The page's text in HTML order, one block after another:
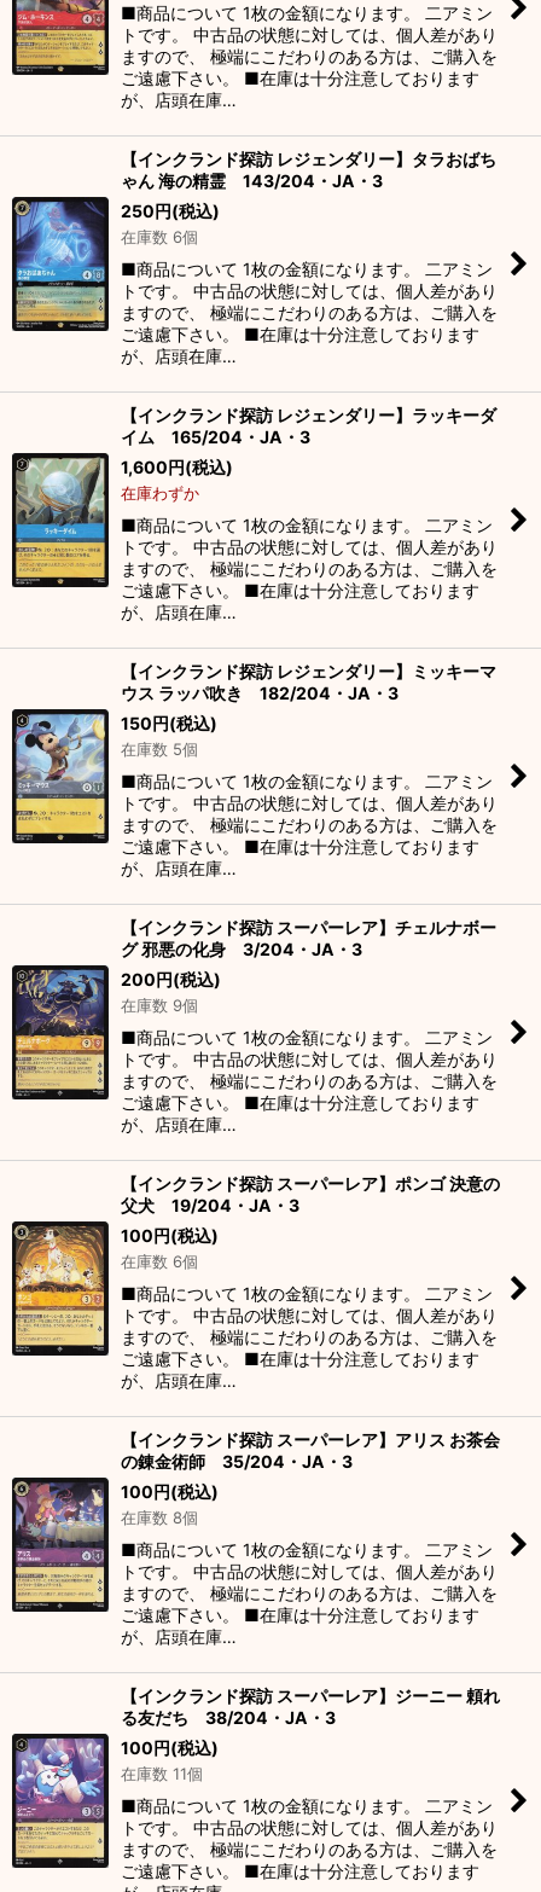
■商品について 1枚の金額になります。 二アミン
トです。 中古品の状態に対しては、個人差があり
ますので、 極端にこだわりのある方は、ご購入を
ご遠慮下さい。 ■在庫は十分注意しております
が、店頭在庫…
【インクランド探訪 レジェンダリー】タラおばち
ゃん 海の精霊 143/204・JA・3
250円(税込)
在庫数 6個
■商品について 1枚の金額になります。 二アミン
トです。 中古品の状態に対しては、個人差があり
ますので、 極端にこだわりのある方は、ご購入を
ご遠慮下さい。 ■在庫は十分注意しております
が、店頭在庫…
【インクランド探訪 レジェンダリー】ラッキーダ
イム 165/204・JA・3
1,600円(税込)
在庫わずか
■商品について 1枚の金額になります。 二アミン
トです。 中古品の状態に対しては、個人差があり
ますので、 極端にこだわりのある方は、ご購入を
ご遠慮下さい。 ■在庫は十分注意しております
が、店頭在庫…
【インクランド探訪 レジェンダリー】ミッキーマ
ウス ラッパ吹き 182/204・JA・3
150円(税込)
在庫数 5個
■商品について 1枚の金額になります。 二アミン
トです。 中古品の状態に対しては、個人差があり
ますので、 極端にこだわりのある方は、ご購入を
ご遠慮下さい。 ■在庫は十分注意しております
が、店頭在庫…
【インクランド探訪 スーパーレア】チェルナボー
グ 邪悪の化身 3/204・JA・3
200円(税込)
在庫数 9個
■商品について 1枚の金額になります。 二アミン
トです。 中古品の状態に対しては、個人差があり
ますので、 極端にこだわりのある方は、ご購入を
ご遠慮下さい。 ■在庫は十分注意しております
が、店頭在庫…
【インクランド探訪 スーパーレア】ポンゴ 決意の
父犬 19/204・JA・3
100円(税込)
在庫数 6個
■商品について 1枚の金額になります。 二アミン
トです。 中古品の状態に対しては、個人差があり
ますので、 極端にこだわりのある方は、ご購入を
ご遠慮下さい。 ■在庫は十分注意しております
が、店頭在庫…
【インクランド探訪 スーパーレア】アリス お茶会
の錬金術師 35/204・JA・3
100円(税込)
在庫数 8個
■商品について 1枚の金額になります。 二アミン
トです。 中古品の状態に対しては、個人差があり
ますので、 極端にこだわりのある方は、ご購入を
ご遠慮下さい。 ■在庫は十分注意しております
が、店頭在庫…
【インクランド探訪 スーパーレア】ジーニー 頼れ
る友だち 38/204・JA・3
100円(税込)
在庫数 11個
■商品について 1枚の金額になります。 二アミン
トです。 中古品の状態に対しては、個人差があり
ますので、 極端にこだわりのある方は、ご購入を
ご遠慮下さい。 ■在庫は十分注意しております